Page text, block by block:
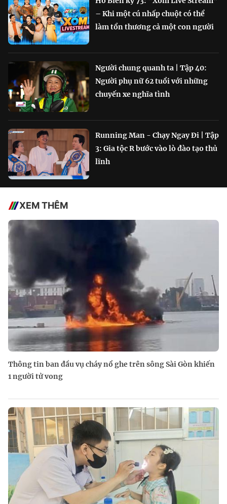
– Khi một cú nhấp chuột có thể
làm tổn thương cả một con người
Người chung quanh ta | Tập 40:
Người phụ nữ 62 tuổi với những
chuyến xe nghĩa tình
Running Man - Chạy Ngay Đi | Tập
3: Gia tộc R bước vào lò đào tạo thủ
lĩnh
XEM THÊM
Thông tin ban đầu vụ cháy nổ ghe trên sông Sài Gòn khiến
1 người tử vong